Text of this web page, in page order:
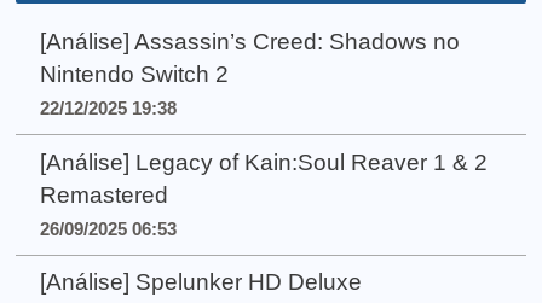
[Análise] Assassin’s Creed: Shadows no
Nintendo Switch 2
22/12/2025 19:38
[Análise] Legacy of Kain:Soul Reaver 1 & 2
Remastered
26/09/2025 06:53
[Análise] Spelunker HD Deluxe